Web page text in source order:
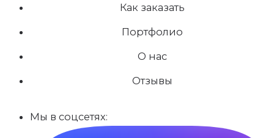
Как заказать
Портфолио
О нас
Отзывы
Мы в соцсетях: